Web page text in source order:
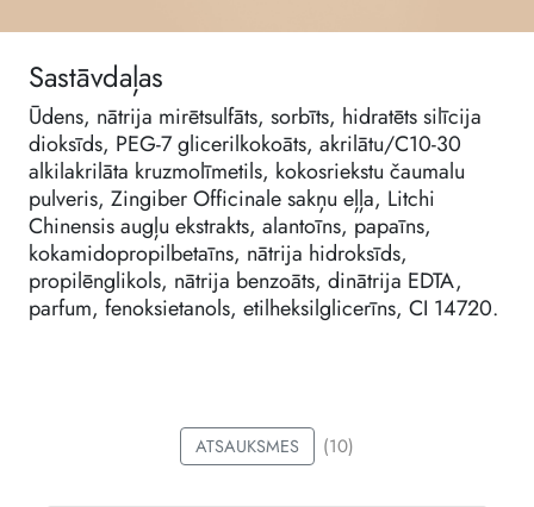
Sastāvdaļas
Ūdens, nātrija mirētsulfāts, sorbīts, hidratēts silīcija
dioksīds, PEG-7 glicerilkokoāts, akrilātu/C10-30
alkilakrilāta kruzmolīmetils, kokosriekstu čaumalu
pulveris, Zingiber Officinale sakņu eļļa, Litchi
Chinensis augļu ekstrakts, alantoīns, papaīns,
kokamidopropilbetaīns, nātrija hidroksīds,
propilēnglikols, nātrija benzoāts, dinātrija EDTA,
parfum, fenoksietanols, etilheksilglicerīns, CI 14720.
ATSAUKSMES (10)